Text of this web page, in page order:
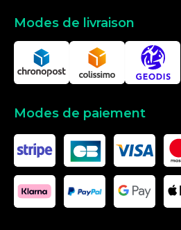
Modes de livraison
Modes de paiement